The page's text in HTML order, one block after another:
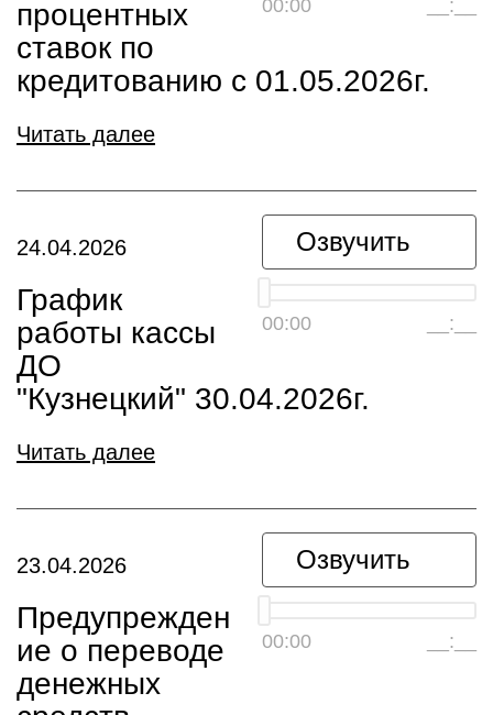
00:00 __:__
процентных
ставок по
кредитованию с 01.05.2026г.
Читать далее
Озвучить
00:00 __:__
24.04.2026
График
работы кассы
ДО
"Кузнецкий" 30.04.2026г.
Читать далее
Озвучить
00:00 __:__
23.04.2026
Предупрежден
ие о переводе
денежных